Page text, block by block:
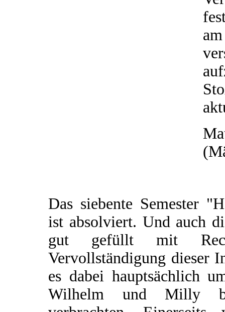
Das siebente Semester
ist absolviert. Und auch
gut gefüllt mit
Vervollständigung dieser
es dabei hauptsächlich
Wilhelm und Milly